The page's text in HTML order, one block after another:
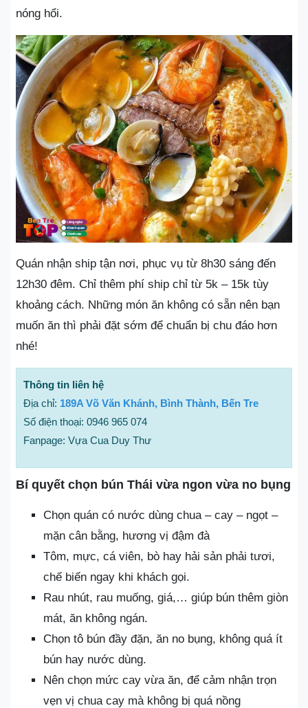
nóng hổi.
Quán nhận ship tận nơi, phục vụ từ 8h30 sáng đến
12h30 đêm. Chỉ thêm phí ship chỉ từ 5k – 15k tùy
khoảng cách. Những món ăn không có sẵn nên bạn
muốn ăn thì phải đặt sớm để chuẩn bị chu đáo hơn
nhé!
Thông tin liên hệ
Địa chỉ: 189A Võ Văn Khánh, Bình Thành, Bến Tre
Số điện thoại: 0946 965 074
Fanpage: Vựa Cua Duy Thư
Bí quyết chọn bún Thái vừa ngon vừa no bụng
Chọn quán có nước dùng chua – cay – ngọt –
mặn cân bằng, hương vị đậm đà
Tôm, mực, cá viên, bò hay hải sản phải tươi,
chế biến ngay khi khách gọi.
Rau nhút, rau muống, giá,… giúp bún thêm giòn
mát, ăn không ngán.
Chọn tô bún đầy đặn, ăn no bụng, không quá ít
bún hay nước dùng.
Nên chọn mức cay vừa ăn, để cảm nhận trọn
vẹn vị chua cay mà không bị quá nồng